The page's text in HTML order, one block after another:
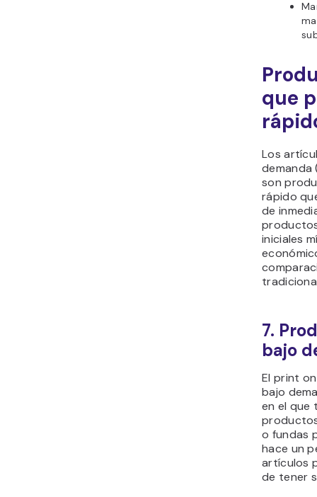
que
Los
demanda
son
rápido
de
iniciales
7.
bajo
El print
bajo
en el que
o fundas
hace un
artículos
de tener